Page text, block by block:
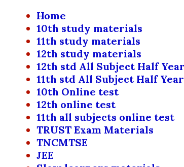
Home
10th study materials
11th study materials
12th study materials
12th std All Subject Half
11th std All Subject Half
10th Online test
12th online test
11th all subjects online test
TRUST Exam Materials
TNCMTSE
JEE